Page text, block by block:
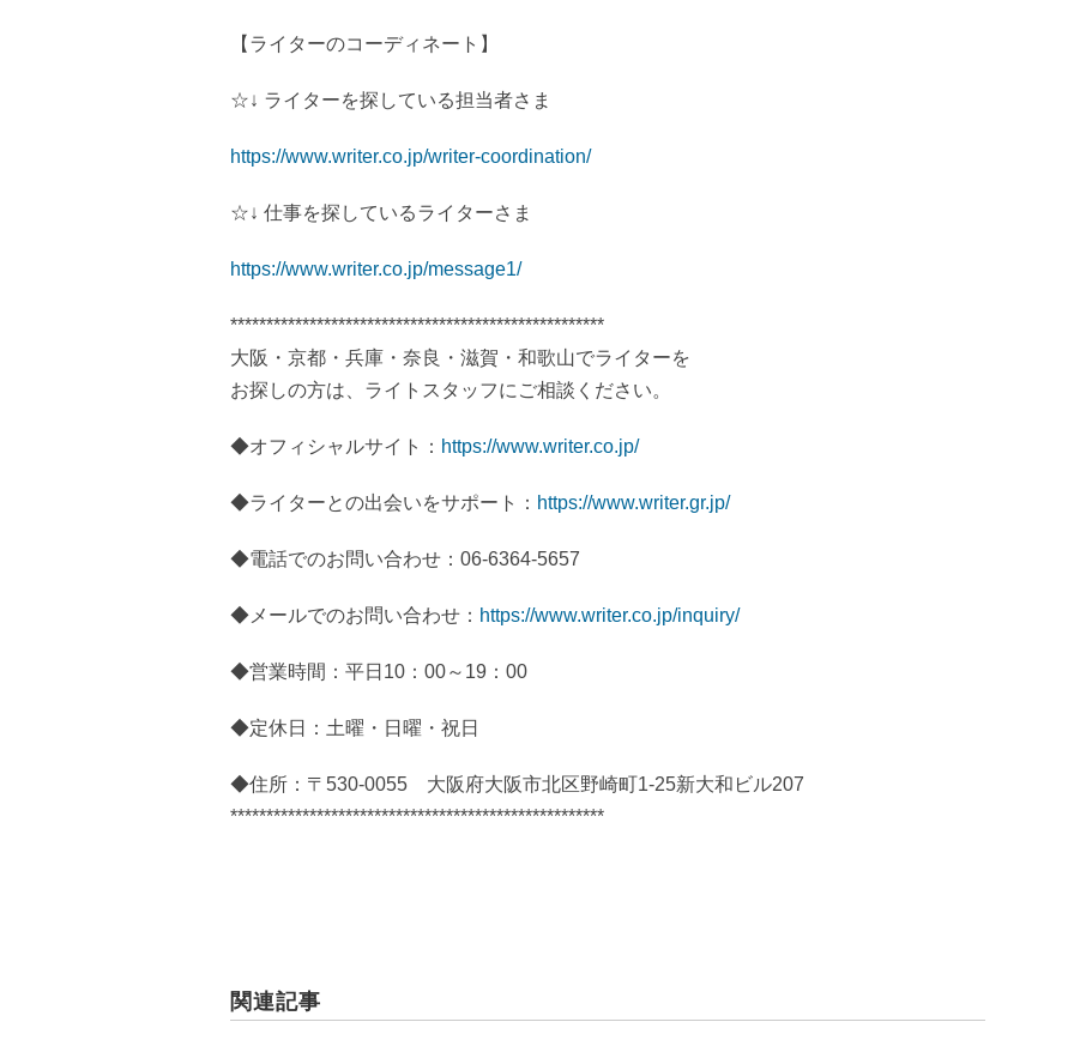
【ライターのコーディネート】
☆↓ ライターを探している担当者さま
https://www.writer.co.jp/writer-coordination/
☆↓ 仕事を探しているライターさま
https://www.writer.co.jp/message1/
****************************************************
大阪・京都・兵庫・奈良・滋賀・和歌山でライターを
お探しの方は、ライトスタッフにご相談ください。
◆オフィシャルサイト： https://www.writer.co.jp/
◆ライターとの出会いをサポート： https://www.writer.gr.jp/
◆電話でのお問い合わせ：06-6364-5657
◆メールでのお問い合わせ： https://www.writer.co.jp/inquiry/
◆営業時間：平日10：00～19：00
◆定休日：土曜・日曜・祝日
◆住所：〒530-0055 大阪府大阪市北区野崎町1-25新大和ビル207
****************************************************
関連記事